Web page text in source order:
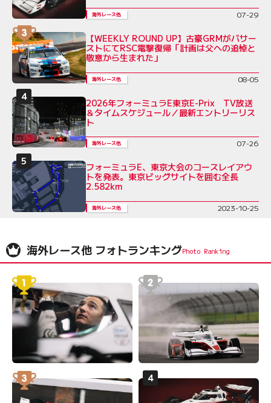
海外レース他 07-29
【WEEKLY ROUND UP】古豪GRMがバサー
ストにてRSC電撃復帰「計画は父への追悼と
敬意から生まれた」
海外レース他 08-05
2026年フォーミュラE東京E-Prix TV放送
＆タイムスケジュール／最新エントリーリス
ト
海外レース他 07-26
フォーミュラE、東京大会のコースレイアウ
トを発表。東京ビッグサイトを囲む全長
2.582km
海外レース他 2023-10-25
海外レース他 フォトランキング